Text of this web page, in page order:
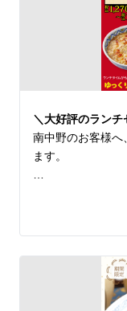
スープはあっさ
甘味がベストマ
カ、タケノコ、
食材が口の中で
ます。
こんもりと盛ら
めて食べるとお
しもよく、清涼
す！
※当店の冷し麺で
また【+250円で
皆様のご来店を
店スタッフ一同
＼大好評のラン
南中野のお客様へ
ます。
揚州商人の「ま
✨まる得ランチセ
下記3種類のセッ
・ラーメン＋ラ